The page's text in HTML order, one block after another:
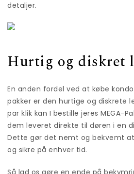
detaljer.
Hurtig og diskret
En anden fordel ved at købe
pakker er den hurtige og diskrete
par klik kan I bestille jeres MEGA-
dem leveret direkte til døren i en
Dette gør det nemt og bekvemt
og sikre på enhver tid.
Så lad os gøre en ende på